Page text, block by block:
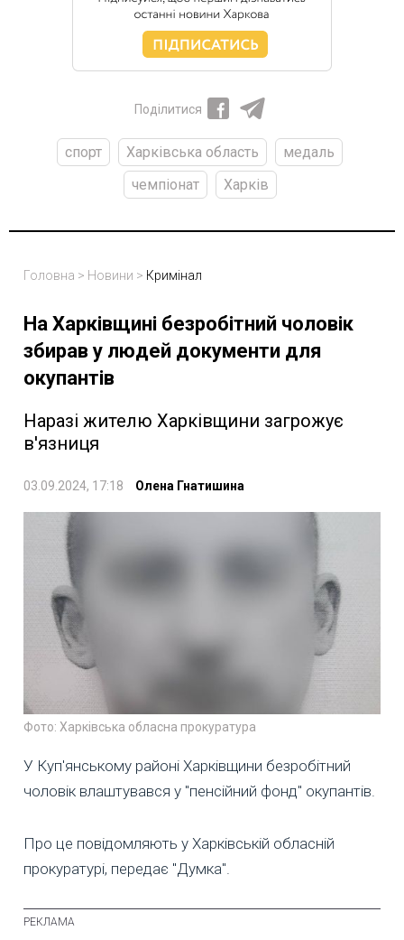
Поділитися
спорт Харківська область
медаль
чемпіонат
Харків
Головна > Новини > Кримінал
На Харківщині безробітний чоловік
збирав у людей документи для
окупантів
Наразі жителю Харківщини загрожує
в'язниця
03.09.2024, 17:18 Олена Гнатишина
Фото: Харківська обласна прокуратура
У Куп'янcькому районі Харківщини безробітний
чоловік влаштувався у "пенсійний фонд" окупантів.
Про це повідомляють у Харківській обласній
прокуратурі, передає "Думка".